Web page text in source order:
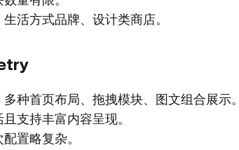
生活方式品牌、设计类商店。
多种首页布局、拖拽模块、图文组合展示。
且支持丰富内容呈现。
配置略复杂。